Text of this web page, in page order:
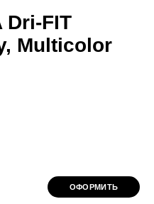
Dri-FIT
Multicolor
ОФОРМИТЬ